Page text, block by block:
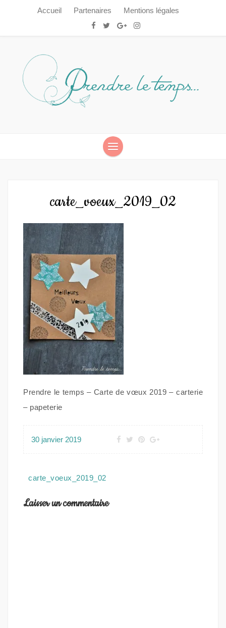
Accueil Partenaires Mentions légales
carte_voeux_2019_02
Prendre le temps – Carte de vœux 2019 – carterie
– papeterie
30 janvier 2019
Navigation
l’article
carte_voeux_2019_02
Laisser un commentaire